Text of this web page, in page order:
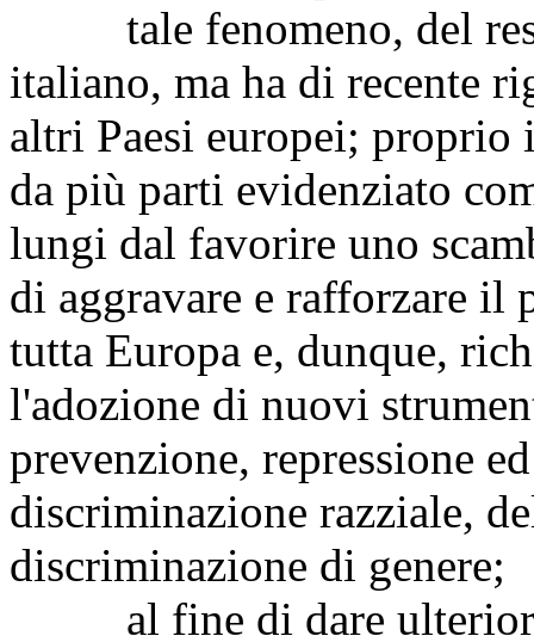
tale fenomeno, del
italiano, ma ha di recente
altri Paesi europei; proprio
da più parti evidenziato
lungi dal favorire uno
di aggravare e rafforzare il
tutta Europa e, dunque,
l'adozione di nuovi
prevenzione, repressione
discriminazione razziale,
discriminazione di genere;
al fine di dare